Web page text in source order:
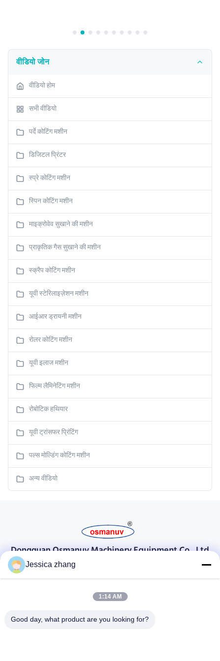
वीडियो जोन
वीडियो होम
सभी वीडियो
पर्दे कोटिंग मशीन
डिजिटल प्रिंटर
स्प्रे कोटिंग मशीन
स्पिन कोटिंग मशीन
माइक्रोवेव सुखाने की मशीन
प्राकृतिक गैस सुखाने की मशीन
स्क्रैप कोटिंग मशीन
यूवी स्टेरिलाइज़ेशन मशीन
आईआर ड्रायनी मशीन
रोलर कोटिंग मशीन
यूवी इलाज मशीन
फिल्म लैमिनेटिंग मशीन
रोबोटिक हथियार
यूवी ट्रांसफर प्रिंटिंग
पल्स मोल्डिंग कोटिंग मशीन
अन्य वीडियो
Dongguan Osmanuv Machinery Equipment Co., Ltd
डोंगगुआन ओस्मानुव मशीनरी उपकरण कं, लिमिटेड
28 दूसरा औद्योगिक, लियू चोंग वी, वानजियांग, डोंगगुआन, ग्वांगडोंग, चीन
86-769 -88125248
Jessica zhang
1:14 AM
Good day, what product are you looking for?